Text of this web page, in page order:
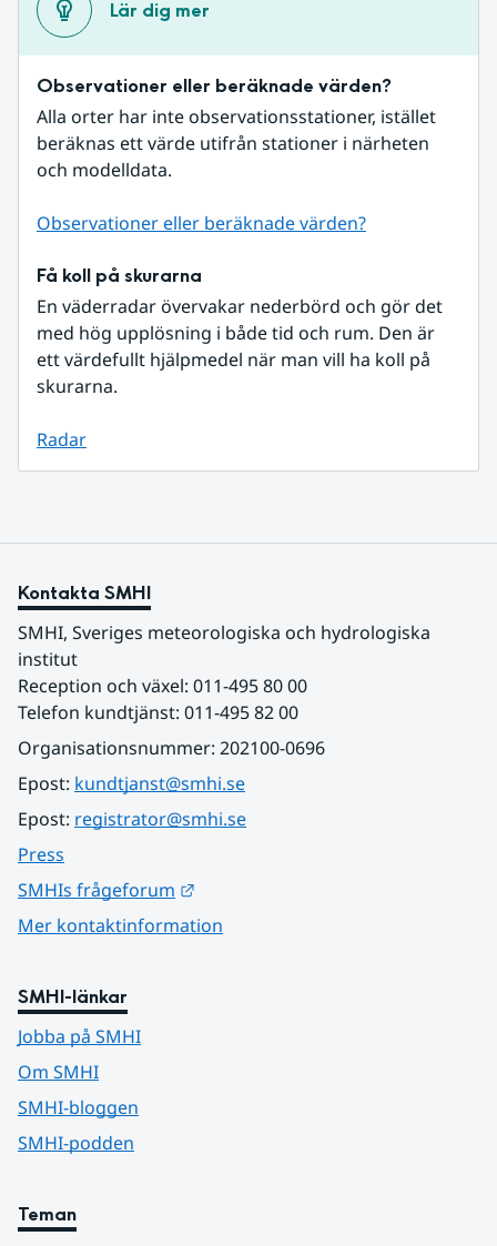
Lär dig mer
Observationer eller beräknade värden?
Alla orter har inte observationsstationer, istället
beräknas ett värde utifrån stationer i närheten
och modelldata.
Observationer eller beräknade värden?
Få koll på skurarna
En väderradar övervakar nederbörd och gör det
med hög upplösning i både tid och rum. Den är
ett värdefullt hjälpmedel när man vill ha koll på
skurarna.
Radar
Kontakta SMHI
SMHI, Sveriges meteorologiska och hydrologiska
institut
Reception och växel: 011-495 80 00
Telefon kundtjänst: 011-495 82 00
Organisationsnummer: 202100-0696
Epost: kundtjanst@smhi.se
Epost: registrator@smhi.se
Press
SMHIs frågeforum
Mer kontaktinformation
SMHI-länkar
Jobba på SMHI
Om SMHI
SMHI-bloggen
SMHI-podden
Teman